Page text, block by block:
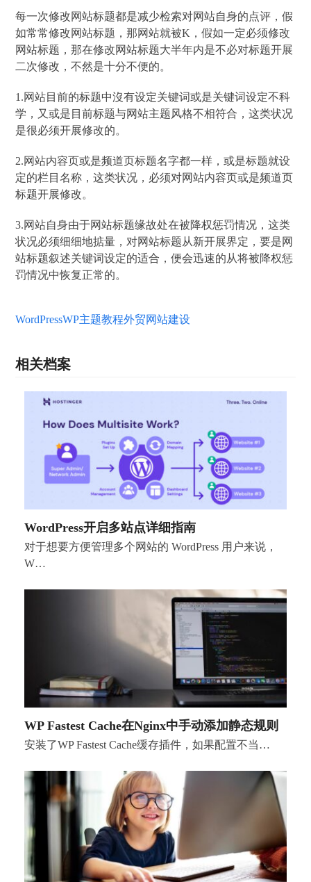
每一次修改网站标题都是减少检索对网站自身的点评，假
如常常修改网站标题，那网站就被K，假如一定必须修改
网站标题，那在修改网站标题大半年内是不必对标题开展
二次修改，不然是十分不便的。
1.网站目前的标题中沒有设定关键词或是关键词设定不科
学，又或是目前标题与网站主题风格不相符合，这类状况
是很必须开展修改的。
2.网站内容页或是频道页标题名字都一样，或是标题就设
定的栏目名称，这类状况，必须对网站内容页或是频道页
标题开展修改。
3.网站自身由于网站标题缘故处在被降权惩罚情况，这类
状况必须细细地掂量，对网站标题从新开展界定，要是网
站标题叙述关键词设定的适合，便会迅速的从将被降权惩
罚情况中恢复正常的。
WordPressWP主题教程外贸网站建设
相关档案
WordPress开启多站点详细指南
对于想要方便管理多个网站的 WordPress 用户来说，
W…
WP Fastest Cache在Nginx中手动添加静态规则
安装了WP Fastest Cache缓存插件，如果配置不当…